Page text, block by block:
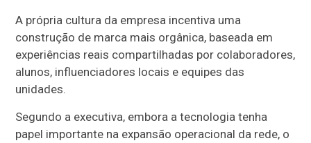
A própria cultura da empresa incentiva uma
construção de marca mais orgânica, baseada em
experiências reais compartilhadas por colaboradores,
alunos, influenciadores locais e equipes das
unidades.
Segundo a executiva, embora a tecnologia tenha
papel importante na expansão operacional da rede, o